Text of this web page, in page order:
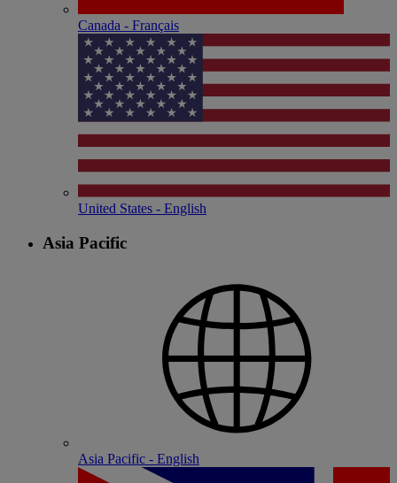
Canada - Français
United States - English
Asia Pacific
Asia Pacific - English